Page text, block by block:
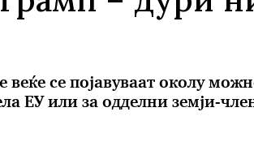
се појавуваат околу
ЕУ или за одделни земји-